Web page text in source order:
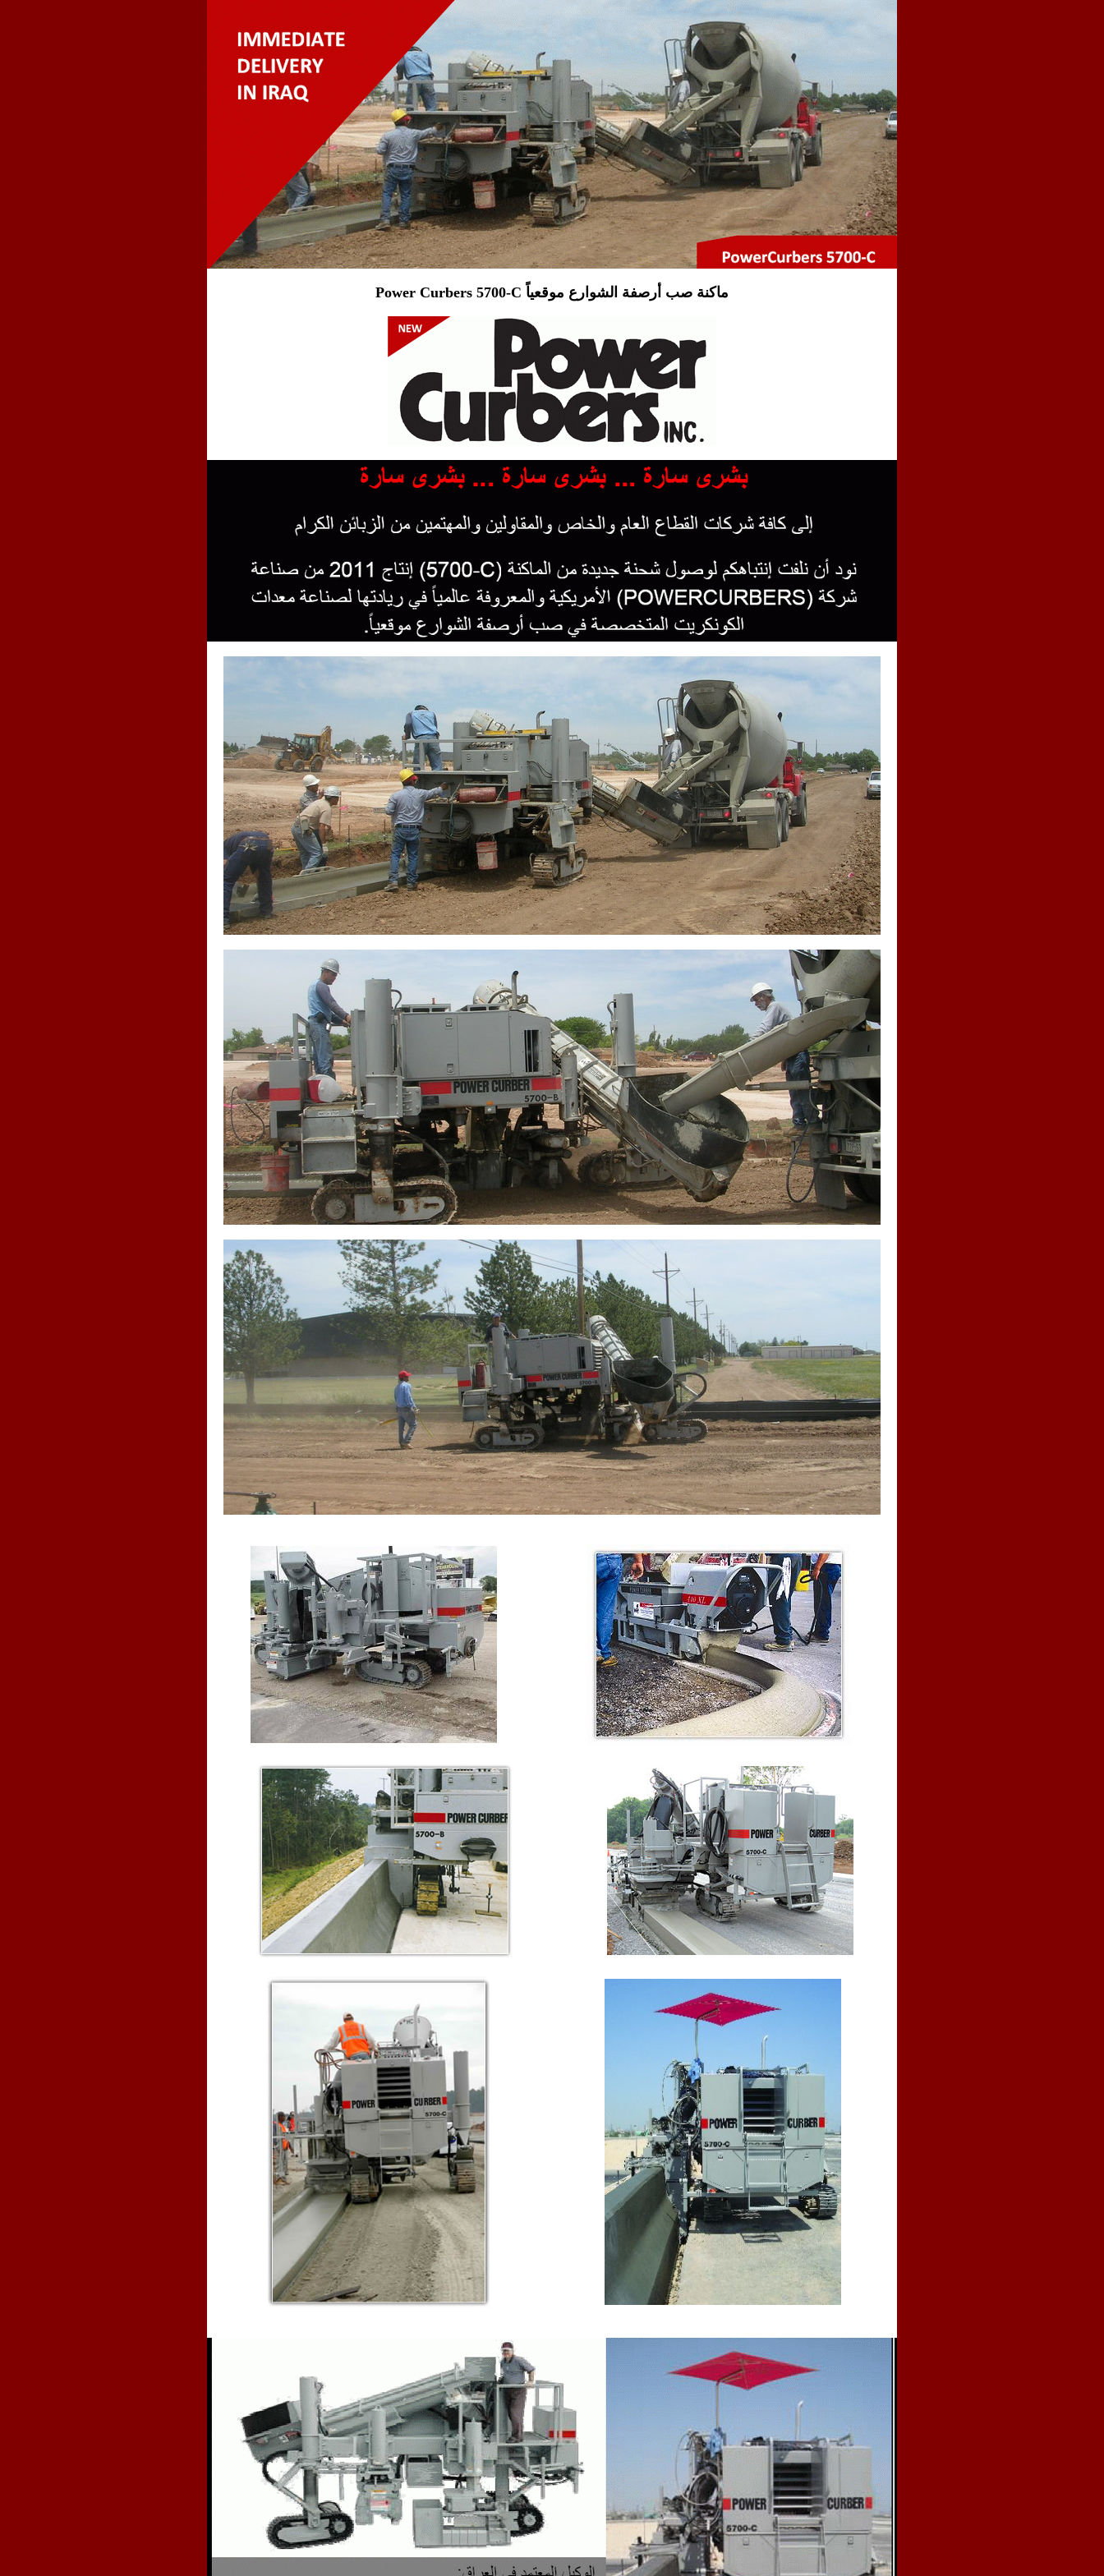
Power Curbers 5700-C ماكنة صب أرصفة الشوارع موقعياً